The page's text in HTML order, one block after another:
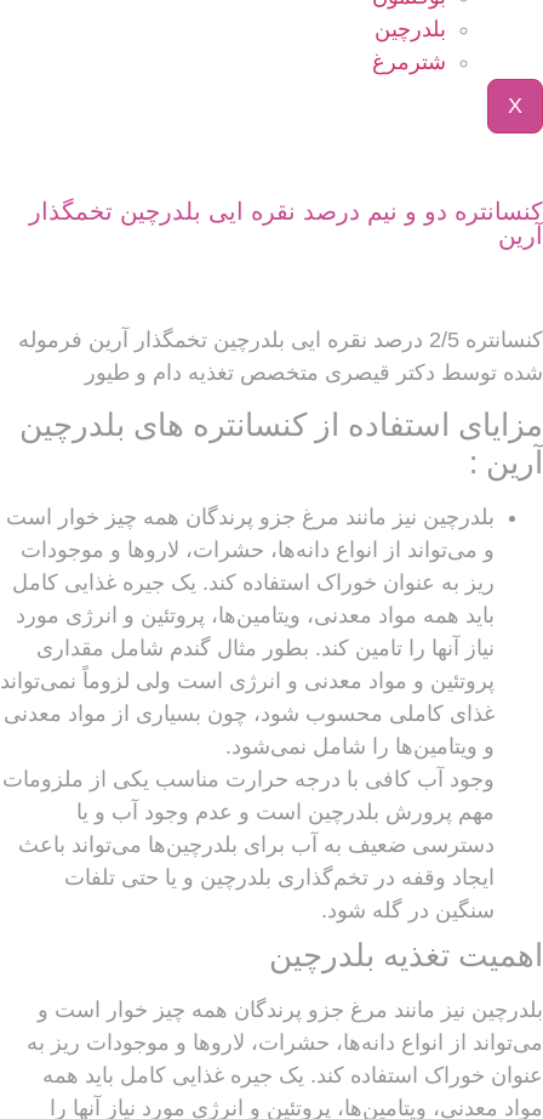
بلدرچین
شترمرغ
X
کنسانتره دو و نیم درصد نقره ایی بلدرچین تخمگذار
آرین
کنسانتره 2/5 درصد نقره ایی بلدرچین تخمگذار آرین فرموله
شده توسط دکتر قیصری متخصص تغذیه دام و طیور
مزایای استفاده از کنسانتره های بلدرچین
آرین :
بلدرچین نیز مانند مرغ جزو پرندگان همه چیز خوار است
و می‌تواند از انواع دانه‌ها، حشرات، لارو‌ها و موجودات
ریز به عنوان خوراک استفاده کند. یک جیره غذایی کامل
باید همه مواد معدنی، ویتامین‌ها، پروتئین و انرژی مورد
نیاز آنها را تامین کند. بطور مثال گندم شامل مقداری
پروتئین و مواد معدنی و انرژی است ولی لزوماً نمی‌تواند
غذای کاملی محسوب شود، چون بسیاری از مواد معدنی
و ویتامین‌ها را شامل نمی‌شود.
وجود آب کافی با درجه حرارت مناسب یکی از ملزومات
مهم پرورش بلدرچین است و عدم وجود آب و یا
دسترسی ضعیف به آب برای بلدرچین‌ها می‌تواند باعث
ایجاد وقفه در تخم‌گذاری بلدرچین و یا حتی تلفات
سنگین در گله شود.
اهمیت تغذیه بلدرچین
بلدرچین نیز مانند مرغ جزو پرندگان همه چیز خوار است و
می‌تواند از انواع دانه‌ها، حشرات، لارو‌ها و موجودات ریز به
عنوان خوراک استفاده کند. یک جیره غذایی کامل باید همه
مواد معدنی، ویتامین‌ها، پروتئین و انرژی مورد نیاز آنها را